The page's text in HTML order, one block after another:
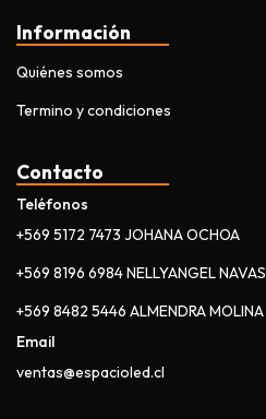
Información
Quiénes somos
Termino y condiciones
Contacto
Teléfonos
+569 5172 7473 JOHANA OCHOA
+569 8196 6984 NELLYANGEL NAVAS
+569 8482 5446 ALMENDRA MOLINA
Email
ventas@espacioled.cl